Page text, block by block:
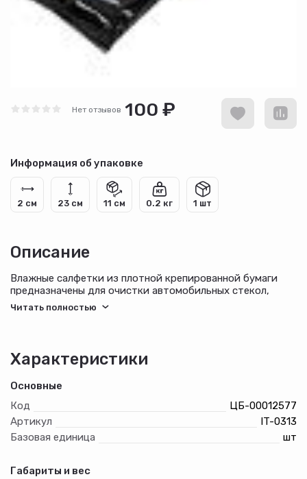
Нет отзывов 100 ₽
Информация об упаковке
2 см 23 см 11 см 0.2 кг 1 шт
Описание
Влажные салфетки из плотной крепированной бумаги
предназначены для очистки автомобильных стекол,
зеркал, других стеклянных поверхностей. Не оставляют
Характеристики
Основные
Код
ЦБ-00012577
Артикул
IT-0313
Базовая единица
шт
Габариты и вес